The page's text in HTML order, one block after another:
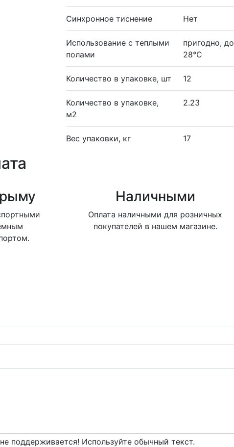
Синхронное тиснение Нет
Использование с теплыми
полами
пригодно, до
28°С
Количество в упаковке, шт 12
Количество в упаковке,
м2
2.23
Вес упаковки, кг 17
Наличными
Оплата наличными для розничных
покупателей в нашем магазине.
поддерживается! Используйте обычный текст.